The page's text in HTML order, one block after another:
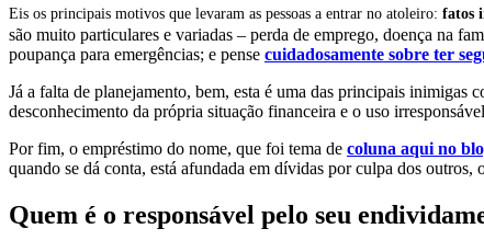
Eis os principais motivos que levaram as pessoas a entrar no atoleiro: fatos
são muito particulares e variadas – perda de emprego, doença na
poupança para emergências; e pense cuidadosamente sobre ter
Já a falta de planejamento, bem, esta é uma das principais inimigas
desconhecimento da própria situação financeira e o uso
Por fim, o empréstimo do nome, que foi tema de coluna aqui no
quando se dá conta, está afundada em dívidas por culpa dos
Quem é o responsável pelo seu